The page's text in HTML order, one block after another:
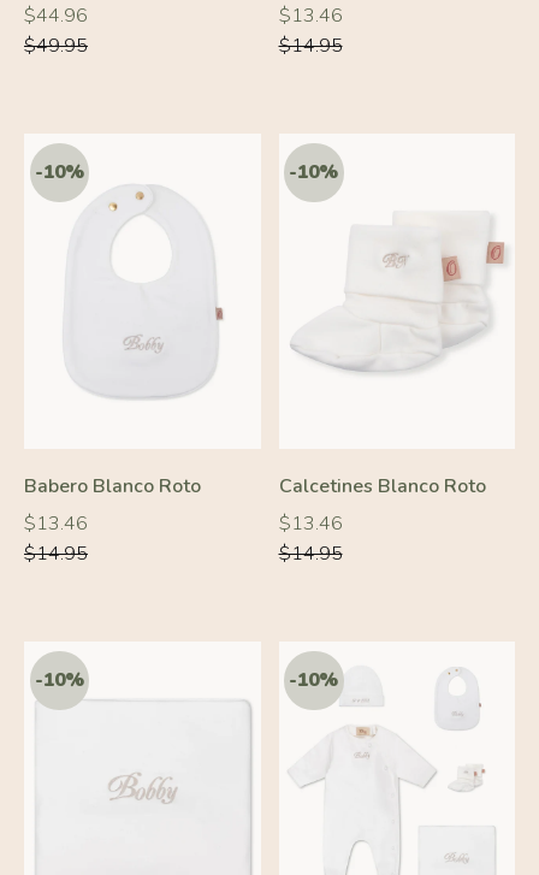
Precio
habitual
$44.96
Precio
habitual
$49.95
Precio
habitual
$13.46
Precio
habitual
$14.95
-10%
Babero Blanco Roto
Precio
habitual
$13.46
Precio
habitual
$14.95
-10%
Calcetines Blanco Roto
Precio
habitual
$13.46
Precio
habitual
$14.95